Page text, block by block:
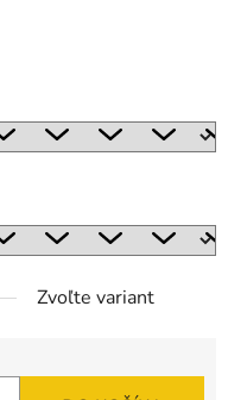
Zvoľte variant